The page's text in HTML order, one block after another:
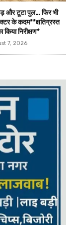
और टूटा पुल… फिर भी
के कदम**क्षतिग्रस्त
निरीक्षण*
7, 2026